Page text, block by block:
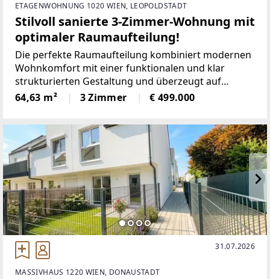
ETAGENWOHNUNG 1020 WIEN, LEOPOLDSTADT
Stilvoll sanierte 3-Zimmer-Wohnung mit
optimaler Raumaufteilung!
Die perfekte Raumaufteilung kombiniert modernen
Wohnkomfort mit einer funktionalen und klar
strukturierten Gestaltung und überzeugt auf
ganzer Linie.-------------------------WOHNFLÄCHE &
RAUMAUFTEILUNGAuf ca. 64 m² Wohnfläche
64,63 m² 3 Zimmer € 499.000
31.07.2026
MASSIVHAUS 1220 WIEN, DONAUSTADT